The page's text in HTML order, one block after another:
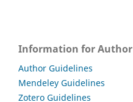
Information for Author
Author Guidelines
Mendeley Guidelines
Zotero Guidelines